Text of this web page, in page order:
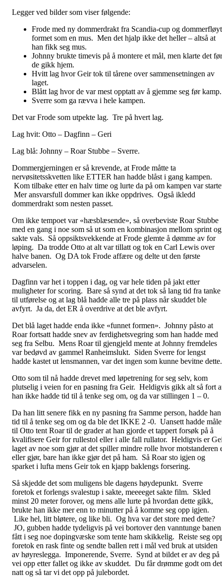
Legger ved bilder som viser følgende:
Frode med ny dommerdrakt fra Scandia-cup og
formet som en mus. Men det hjalp ikke det heller – altså at
han fikk seg mus.
Johnny brukte timevis på å montere et mål, men klarte det før
de gikk hjem.
Hvitt lag hvor Geir tok til tårene over sammensetningen av
laget.
Blått lag hvor de var mest opptatt av å gjemme seg før kamp.
Sverre som ga rævva i hele kampen.
Det var Frode som utpekte lag. Tre på hvert lag.
Lag hvit: Otto – Dagfinn – Geri
Lag blå: Johnny – Roar Stubbe – Sverre.
Dommergjerningen er så krevende, at Frode måtte ta
nervøsitetsskvetten like ETTER han hadde blåst i gang kampen.
Kom tilbake etter en halv time og lurte da på om kampen var
Mer ansvarsfull dommer kan ikke oppdrives. Også ikledd
dommerdrakt som nesten passet.
Om ikke tempoet var «hæsblæsende», så overbeviste Roar Stubbe
med en gang i noe som så ut som en kombinasjon mellom sprint og
sakte vals. Så oppsiktsvekkende at Frode glemte å dømme av for
løping. Da trodde Otto at alt var tillatt og tok en Carl Lewis over
halve banen. Og DA tok Frode affære og delte ut den første
advarselen.
Dagfinn var het i toppen i dag, og var hele tiden på jakt etter
muligheter for scoring. Bare så synd at det tok så lang tid fra tanke
til utførelse og at lag blå hadde alle tre på plass når skuddet ble
avfyrt. Ja da, det ER å overdrive at det ble avfyrt.
Det blå laget hadde enda ikke «funnet formen». Johnny påsto at
Roar fortsatt hadde snev av ferdighetsvegring som han hadde med
seg fra Selbu. Mens Roar til gjengjeld mente at Johnny fremdeles
var bedøvd av gammel Ranheimslukt. Siden Sverre for lengst
hadde kastet ut lensmannen, var det ingen som kunne bevitne dette.
Otto som til nå hadde drevet med løpetrening for seg selv, kom
plutselig i veien for en pasning fra Geir. Heldigvis gikk alt så fort
han ikke hadde tid til å tenke seg om, og da var stillingen 1 – 0.
Da han litt senere fikk en ny pasning fra Samme person, hadde han
tid til å tenke seg om og da ble det IKKE 2 -0. Uansett hadde
til Otto tent Roar til de grader at han gjorde et tappert forsøk på å
kvalifisere Geir for rullestol eller i alle fall rullator. Heldigvis er
laget av noe som gjør at det spiller mindre rolle hvor motstanderen
eller gjør, bare han ikke gjør det på ham. Så Roar sto igjen og
sparket i lufta mens Geir tok en kjapp baklengs forsering.
Så skjedde det som muligens ble dagens høydepunkt. Sverre
foretok et forlengs svalestup i sakte, meeeeget sakte film. Skled
minst 20 meter forover, og mens alle lurte på hvordan dette gikk,
brukte han ikke mer enn to minutter på å komme seg opp igjen.
Like hel, litt bløtere, og like bli. Og hva var det store med dette?
JO, gubben hadde tydeligvis på vei bortover den vanntunge banen
fått i seg noe dopingvæske som tente ham skikkelig. Reiste seg
foretok en rask finte og sendte ballen rett i mål ved bruk at utsiden
av høyreslegga. Imponerende, Sverre. Synd at bildet er av deg på
vei opp etter fallet og ikke av skuddet. Du får drømme godt om
natt og så tar vi det opp på julebordet.